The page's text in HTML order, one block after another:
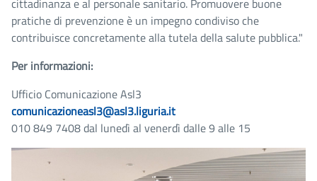
cittadinanza e al personale sanitario. Promuovere buone
pratiche di prevenzione è un impegno condiviso che
contribuisce concretamente alla tutela della salute pubblica."
Per informazioni:
Ufficio Comunicazione Asl3
comunicazioneasl3@asl3.liguria.it
010 849 7408 dal lunedì al venerdì dalle 9 alle 15